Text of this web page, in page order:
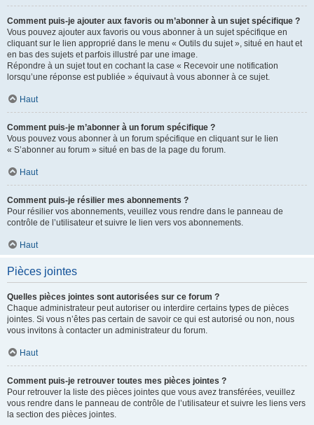
Comment puis-je ajouter aux favoris ou m’abonner à un sujet spécifique ?
Vous pouvez ajouter aux favoris ou vous abonner à un sujet spécifique en
cliquant sur le lien approprié dans le menu « Outils du sujet », situé en haut et
en bas des sujets et parfois illustré par une image.
Répondre à un sujet tout en cochant la case « Recevoir une notification
lorsqu’une réponse est publiée » équivaut à vous abonner à ce sujet.
Haut
Comment puis-je m’abonner à un forum spécifique ?
Vous pouvez vous abonner à un forum spécifique en cliquant sur le lien
« S’abonner au forum » situé en bas de la page du forum.
Haut
Comment puis-je résilier mes abonnements ?
Pour résilier vos abonnements, veuillez vous rendre dans le panneau de
contrôle de l’utilisateur et suivre le lien vers vos abonnements.
Haut
Pièces jointes
Quelles pièces jointes sont autorisées sur ce forum ?
Chaque administrateur peut autoriser ou interdire certains types de pièces
jointes. Si vous n’êtes pas certain de savoir ce qui est autorisé ou non, nous
vous invitons à contacter un administrateur du forum.
Haut
Comment puis-je retrouver toutes mes pièces jointes ?
Pour retrouver la liste des pièces jointes que vous avez transférées, veuillez
vous rendre dans le panneau de contrôle de l’utilisateur et suivre les liens vers
la section des pièces jointes.